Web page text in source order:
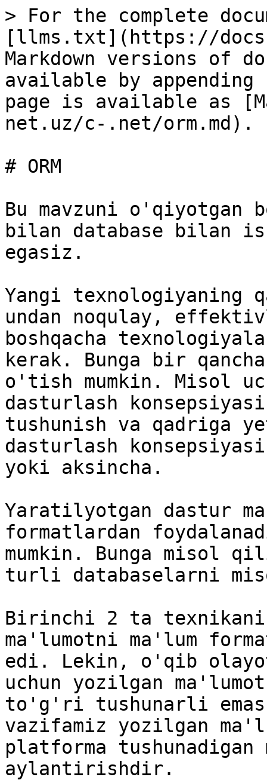
> For the complete
[llms.txt](https://
Markdown versions of
available by
page is available as
net.uz/c-.net/orm.md).
# ORM
Bu mavzuni
bilan database bilan
egasiz.
Yangi texnologiyaning
undan noqulay,
boshqacha
kerak. Bunga bir
o'tish mumkin. Misol
dasturlash
tushunish va qadriga
dasturlash
yoki aksincha.
Yaratilyotgan dastur
formatlardan
mumkin. Bunga misol
turli databaselarni
Birinchi 2 ta
ma'lumotni ma'lum
edi. Lekin, o'qib
uchun yozilgan
to'g'ri tushunarli
vazifamiz yozilgan
platforma
aylantirishdir.